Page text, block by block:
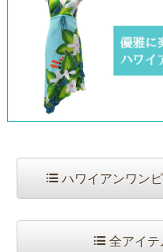
ハワイアンワン
全アイテ